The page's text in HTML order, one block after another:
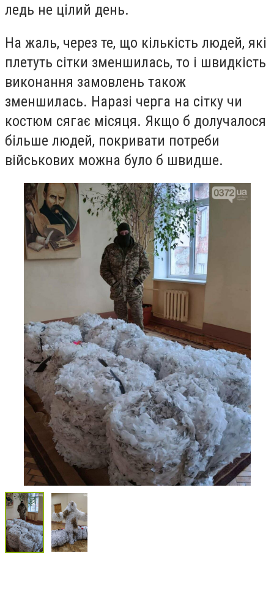
ледь не цілий день.
На жаль, через те, що кількість людей, які
плетуть сітки зменшилась, то і швидкість
виконання замовлень також
зменшилась. Наразі черга на сітку чи
костюм сягає місяця. Якщо б долучалося
більше людей, покривати потреби
військових можна було б швидше.